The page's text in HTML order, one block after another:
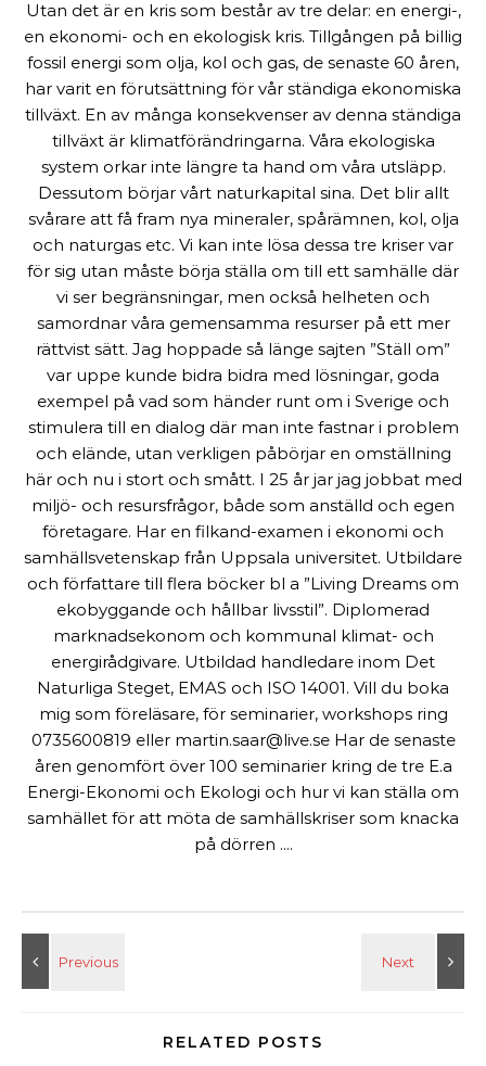
Utan det är en kris som består av tre delar: en energi-,
en ekonomi- och en ekologisk kris. Tillgången på billig
fossil energi som olja, kol och gas, de senaste 60 åren,
har varit en förutsättning för vår ständiga ekonomiska
tillväxt. En av många konsekvenser av denna ständiga
tillväxt är klimatförändringarna. Våra ekologiska
system orkar inte längre ta hand om våra utsläpp.
Dessutom börjar vårt naturkapital sina. Det blir allt
svårare att få fram nya mineraler, spårämnen, kol, olja
och naturgas etc. Vi kan inte lösa dessa tre kriser var
för sig utan måste börja ställa om till ett samhälle där
vi ser begränsningar, men också helheten och
samordnar våra gemensamma resurser på ett mer
rättvist sätt. Jag hoppade så länge sajten ”Ställ om”
var uppe kunde bidra bidra med lösningar, goda
exempel på vad som händer runt om i Sverige och
stimulera till en dialog där man inte fastnar i problem
och elände, utan verkligen påbörjar en omställning
här och nu i stort och smått. I 25 år jar jag jobbat med
miljö- och resursfrågor, både som anställd och egen
företagare. Har en filkand-examen i ekonomi och
samhällsvetenskap från Uppsala universitet. Utbildare
och författare till flera böcker bl a ”Living Dreams om
ekobyggande och hållbar livsstil”. Diplomerad
marknadsekonom och kommunal klimat- och
energirådgivare. Utbildad handledare inom Det
Naturliga Steget, EMAS och ISO 14001. Vill du boka
mig som föreläsare, för seminarier, workshops ring
0735600819 eller martin.saar@live.se Har de senaste
åren genomfört över 100 seminarier kring de tre E.a
Energi-Ekonomi och Ekologi och hur vi kan ställa om
samhället för att möta de samhällskriser som knacka
på dörren ....
RELATED POSTS